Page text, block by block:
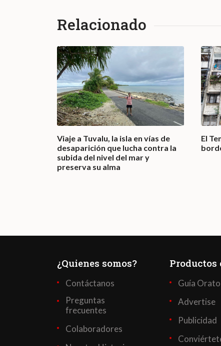
Relacionado
Viaje a Tuvalu, la isla en vías de
desaparición que lucha contra la
subida del nivel del mar y
preserva su alma
El
¿Quienes somos?
Contáctanos
Preguntas
frecuentes
Colaboradores
Productos
Guía
Advertise
Publicidad